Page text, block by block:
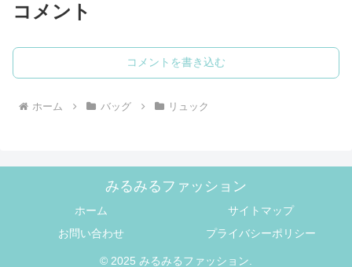
コメント
コメントを書き込む
ホーム バッグ リュック
みるみるファッション
ホーム
サイトマップ
お問い合わせ
プライバシーポリシー
© 2025 みるみるファッション.